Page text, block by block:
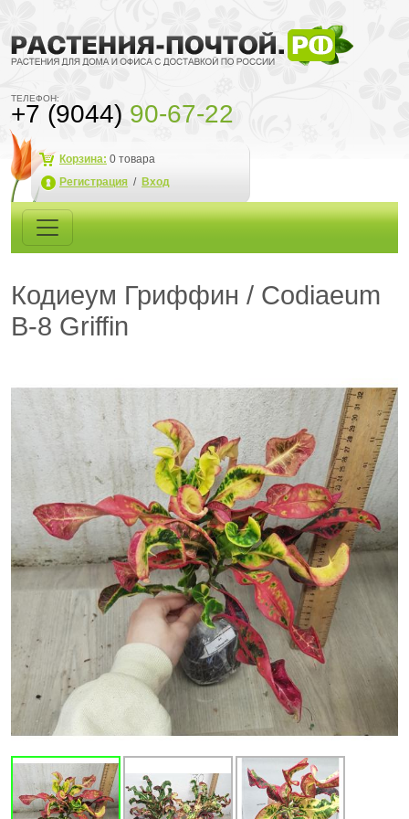
ТЕЛЕФОН:
+7 (9044) 90-67-22
Корзина: 0 товара
Регистрация / Вход
Кодиеум Гриффин / Codiaeum
B-8 Griffin